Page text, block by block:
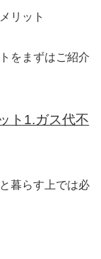
をまずはご紹介
ト1.ガス代不
暮らす上では必